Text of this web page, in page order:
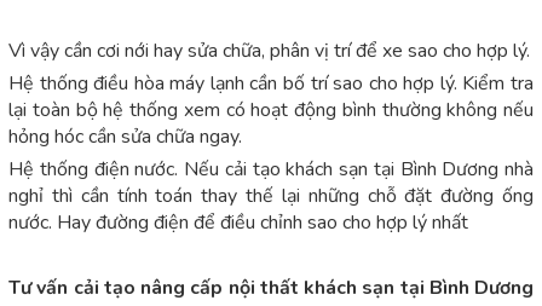
Vì vậy cần cơi nới hay sửa chữa, phân vị trí để xe sao cho hợp lý.
Hệ thống điều hòa máy lạnh cần bố trí sao cho hợp lý. Kiểm tra
lại toàn bộ hệ thống xem có hoạt động bình thường không nếu
hỏng hóc cần sửa chữa ngay.
Hệ thống điện nước. Nếu cải tạo khách sạn tại Bình Dương nhà
nghỉ thì cần tính toán thay thế lại những chỗ đặt đường ống
nước. Hay đường điện để điều chỉnh sao cho hợp lý nhất
Tư vấn cải tạo nâng cấp nội thất khách sạn tại Bình Dương